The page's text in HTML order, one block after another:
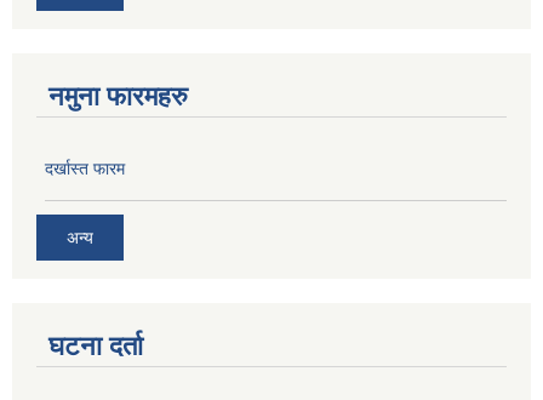
नमुना फारमहरु
दर्खास्त फारम
अन्य
घटना दर्ता